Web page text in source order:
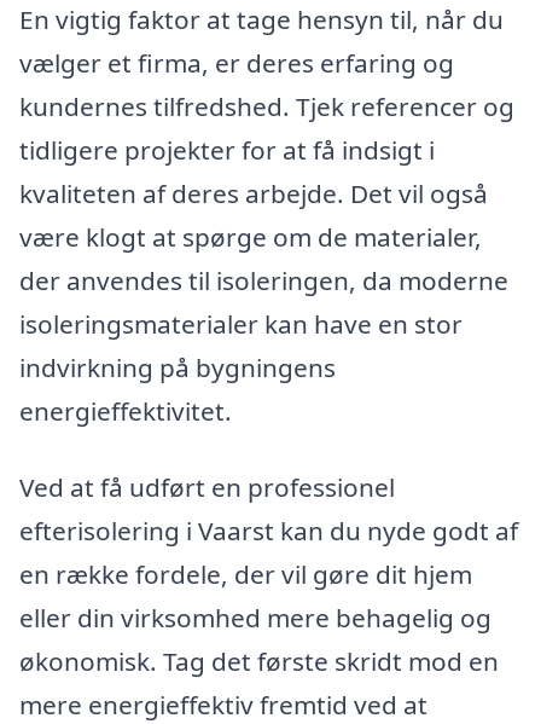
En vigtig faktor at tage hensyn til, når du
vælger et firma, er deres erfaring og
kundernes tilfredshed. Tjek referencer og
tidligere projekter for at få indsigt i
kvaliteten af deres arbejde. Det vil også
være klogt at spørge om de materialer,
der anvendes til isoleringen, da moderne
isoleringsmaterialer kan have en stor
indvirkning på bygningens
energieffektivitet.
Ved at få udført en professionel
efterisolering i Vaarst kan du nyde godt af
en række fordele, der vil gøre dit hjem
eller din virksomhed mere behagelig og
økonomisk. Tag det første skridt mod en
mere energieffektiv fremtid ved at